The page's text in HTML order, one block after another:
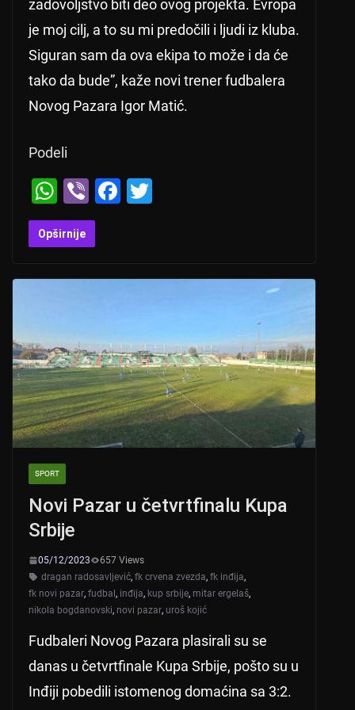
zadovoljstvo biti deo ovog projekta. Evropa
je moj cilj, a to su mi predočili i ljudi iz kluba.
Siguran sam da ova ekipa to može i da će
tako da bude”, kaže novi trener fudbalera
Novog Pazara Igor Matić.
Podeli
W
h
at
p
Vi
b
er
F
o
k
Opširnije
SPORT
Novi Pazar u četvrtfinalu Kupa
Srbije
05/12/2023
657 Views
dragan radosavljević, fk crvena zvezda, fk inđija,
fk novi pazar, fudbal, inđija, kup srbije, mitar ergelaš,
nikola bogdanovski, novi pazar, uroš kojić
Fudbaleri Novog Pazara plasirali su se
danas u četvrtfinale Kupa Srbije, pošto su u
Inđiji pobedili istomenog domaćina sa 3:2.